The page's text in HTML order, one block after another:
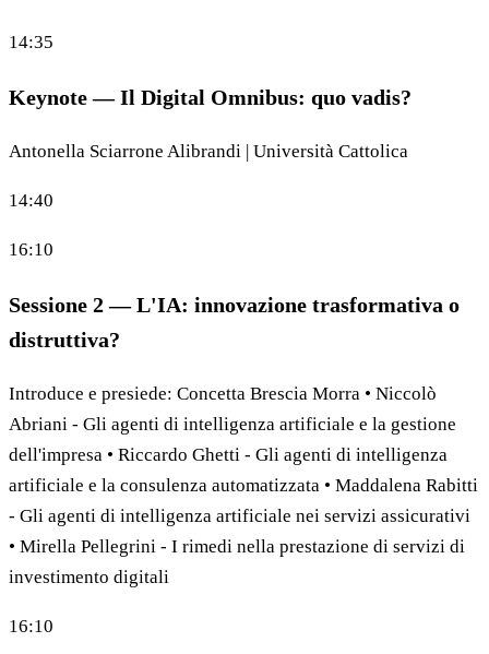
14:35
Keynote — Il Digital Omnibus: quo vadis?
Antonella Sciarrone Alibrandi | Università Cattolica
14:40
16:10
Sessione 2 — L'IA: innovazione trasformativa o
distruttiva?
Introduce e presiede: Concetta Brescia Morra • Niccolò
Abriani - Gli agenti di intelligenza artificiale e la gestione
dell'impresa • Riccardo Ghetti - Gli agenti di intelligenza
artificiale e la consulenza automatizzata • Maddalena Rabitti
- Gli agenti di intelligenza artificiale nei servizi assicurativi
• Mirella Pellegrini - I rimedi nella prestazione di servizi di
investimento digitali
16:10